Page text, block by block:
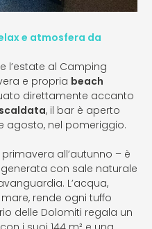
e atmosfera da
l’estate al Camping
e propria beach
direttamente accanto
, il bar è aperto
agosto, nel pomeriggio.
all’autunno – è
con sale naturale
L’acqua,
rende ogni tuffo
delle Dolomiti regala un